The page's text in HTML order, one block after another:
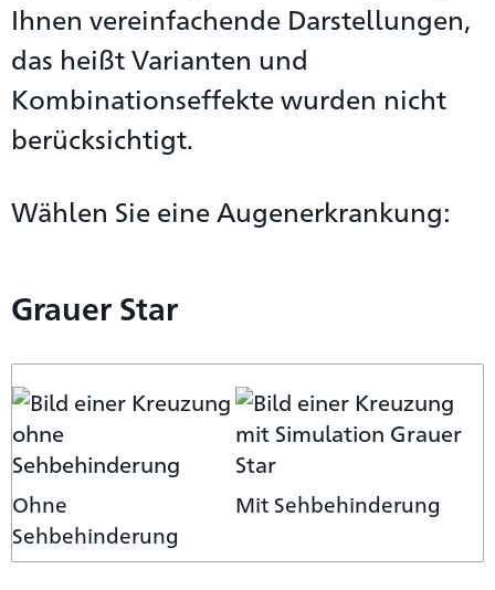
Ihnen vereinfachende Darstellungen,
das heißt Varianten und
Kombinationseffekte wurden nicht
berücksichtigt.
Wählen Sie eine Augenerkrankung:
Grauer Star
Ohne
Sehbehinderung
Mit Sehbehinderung